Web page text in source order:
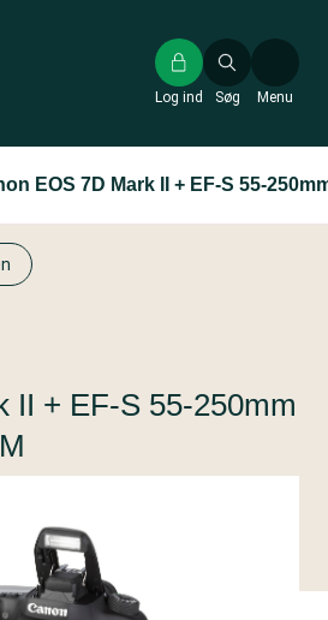
Søg
Log ind Menu
EOS 7D Mark II + EF-S 55-
II + EF-S 55-250mm